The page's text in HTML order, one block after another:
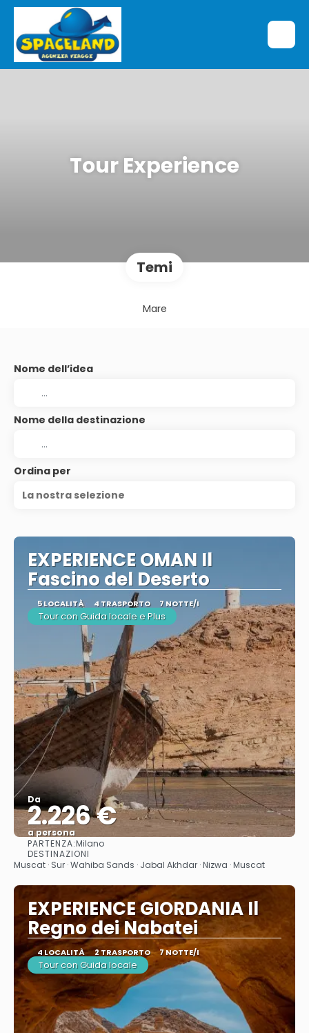
Tour Experience
Temi
Mare
Nome dell’idea
Nome della destinazione
Ordina per
La nostra selezione
EXPERIENCE OMAN Il
Fascino del Deserto
5 LOCALITÀ 4 TRASPORTO 7 NOTTE/I
Tour con Guida locale e Plus
Da
2.226 €
a persona
PARTENZA:Milano
DESTINAZIONI
Muscat · Sur · Wahiba Sands · Jabal Akhdar · Nizwa · Muscat
EXPERIENCE GIORDANIA Il
Regno dei Nabatei
4 LOCALITÀ 2 TRASPORTO 7 NOTTE/I
Tour con Guida locale